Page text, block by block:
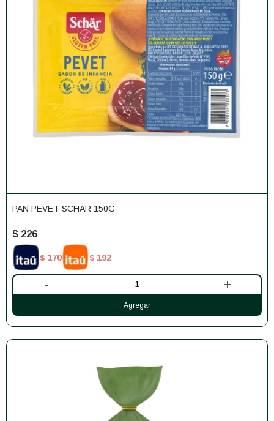
PAN PEVET SCHAR 150G
$ 226
$ 170 $ 192
- +